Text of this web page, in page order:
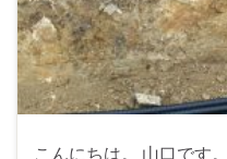
こんにちは。 山口です